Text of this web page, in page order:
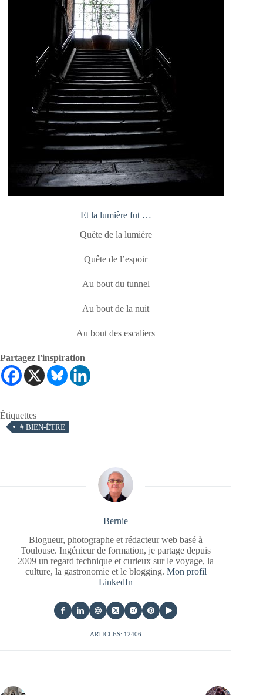
Et la lumière fut …
Quête de la lumière
Quête de l’espoir
Au bout du tunnel
Au bout de la nuit
Au bout des escaliers
Partagez l'inspiration
Étiquettes
# BIEN-ÊTRE
Bernie
Blogueur, photographe et rédacteur web basé à
Toulouse. Ingénieur de formation, je partage depuis
2009 un regard technique et curieux sur le voyage, la
culture, la gastronomie et le blogging. Mon profil
LinkedIn
ARTICLES: 12406